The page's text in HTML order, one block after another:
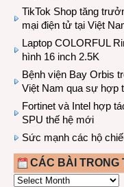
TikTok Shop tăng
mại điện tử tại Việt
Laptop COLORFUL
hình 16 inch 2.5K
Bệnh viện Bay Orbis
Việt Nam qua sự hợp
Fortinet và Intel hợp
SPU thế hệ mới
Sức mạnh các hộ
CÁC BÀI TRONG
CÁC